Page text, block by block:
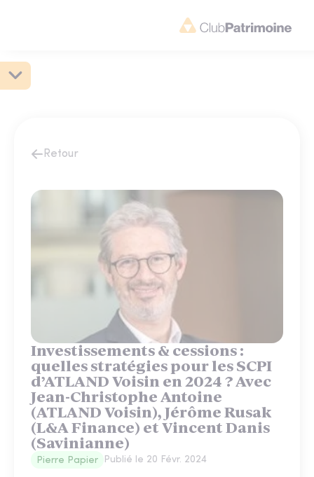
Retour
Investissements & cessions :
quelles stratégies pour les SCPI
d’ATLAND Voisin en 2024 ? Avec
Jean-Christophe Antoine
(ATLAND Voisin), Jérôme Rusak
(L&A Finance) et Vincent Danis
(Savinianne)
Pierre Papier Publié le 20 Févr. 2024